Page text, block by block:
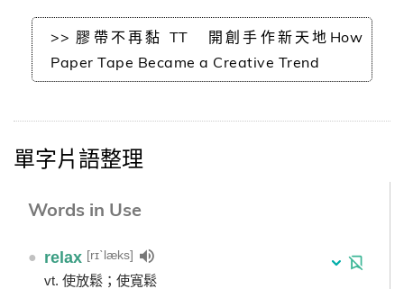
>> 膠帶不再黏 TT 開創手作新天地How
Paper Tape Became a Creative Trend
單字片語整理
Words in Use
● relax [rɪˋlæks]
vt. 使放鬆；使寬鬆